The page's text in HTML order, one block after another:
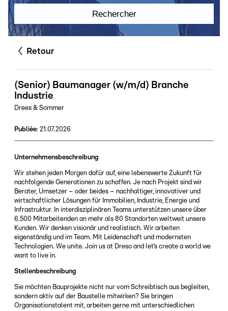
Rechercher
Retour
(Senior) Baumanager (w/m/d) Branche
Industrie
Drees & Sommer
Publiée: 21.07.2026
Unternehmensbeschreibung
Wir stehen jeden Morgen dafür auf, eine lebenswerte Zukunft für
nachfolgende Generationen zu schaffen. Je nach Projekt sind wir
Berater, Umsetzer – oder beides – nachhaltiger, innovativer und
wirtschaftlicher Lösungen für Immobilien, Industrie, Energie und
Infrastruktur. In interdisziplinären Teams unterstützen unsere über
6.500 Mitarbeitenden an mehr als 80 Standorten weltweit unsere
Kunden. Wir denken visionär und realistisch. Wir arbeiten
eigenständig und im Team. Mit Leidenschaft und modernsten
Technologien. We unite. Join us at Dreso and let’s create a world we
want to live in.
Stellenbeschreibung
Sie möchten Bauprojekte nicht nur vom Schreibtisch aus begleiten,
sondern aktiv auf der Baustelle mitwirken? Sie bringen
Organisationstalent mit, arbeiten gerne mit unterschiedlichen